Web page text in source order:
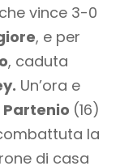
vince 3-0
, e per
, caduta
Un’ora e
Partenio (16)
la
di casa